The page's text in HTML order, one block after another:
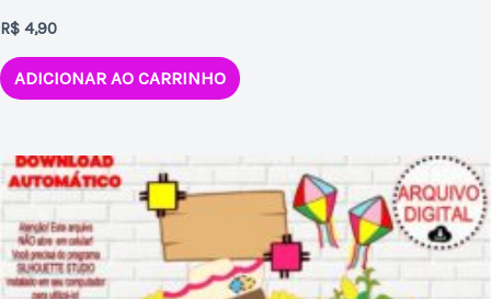
R$ 4,90
ADICIONAR AO CARRINHO